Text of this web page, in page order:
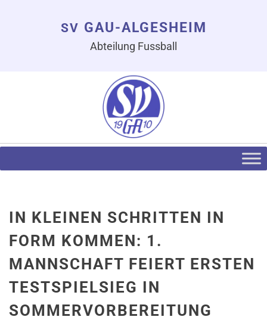
SV GAU-ALGESHEIM
Abteilung Fussball
IN KLEINEN SCHRITTEN IN
FORM KOMMEN: 1.
MANNSCHAFT FEIERT ERSTEN
TESTSPIELSIEG IN
SOMMERVORBEREITUNG